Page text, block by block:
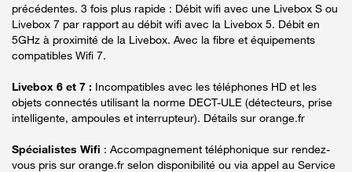
précédentes. 3 fois plus rapide : Débit wifi avec une Livebox S ou
Livebox 7 par rapport au débit wifi avec la Livebox 5. Débit en
5GHz à proximité de la Livebox. Avec la fibre et équipements
compatibles Wifi 7.
Livebox 6 et 7 : Incompatibles avec les téléphones HD et les
objets connectés utilisant la norme DECT-ULE (détecteurs, prise
intelligente, ampoules et interrupteur). Détails sur orange.fr
Spécialistes Wifi : Accompagnement téléphonique sur rendez-
vous pris sur orange.fr selon disponibilité ou via appel au Service